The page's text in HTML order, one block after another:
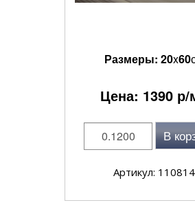
Размеры: 20x60
Цена: 1390 р/
В
Артикул: 110814